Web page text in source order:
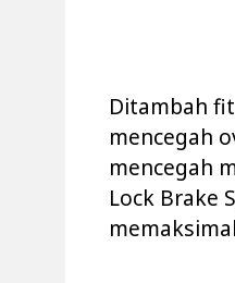
Ditambah
mencegah
mencegah
Lock Brake